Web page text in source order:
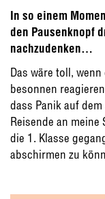
In so einem
den Pausenknopf
nachzudenken…
Das wäre toll,
besonnen
dass Panik auf
Reisende an
die 1. Klasse
abschirmen zu